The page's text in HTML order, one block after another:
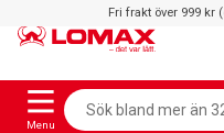
Fri frakt över 999 kr
Menu